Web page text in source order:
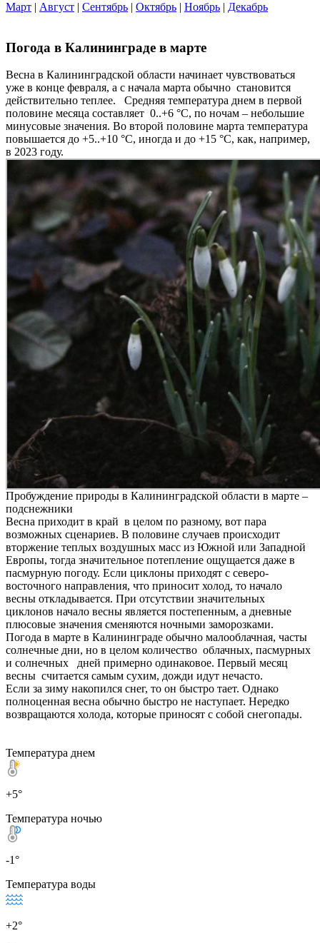
Март | Август | Сентябрь | Октябрь | Ноябрь | Декабрь
Погода в Калининграде в марте
Весна в Калининградской области начинает чувствоваться
уже в конце февраля, а с начала марта обычно становится
действительно теплее. Средняя температура днем в первой
половине месяца составляет 0..+6 °C, по ночам – небольшие
минусовые значения. Во второй половине марта температура
повышается до +5..+10 °C, иногда и до +15 °C, как, например,
в 2023 году.
Пробуждение природы в Калининградской области в марте –
подснежники
Весна приходит в край в целом по разному, вот пара
возможных сценариев. В половине случаев происходит
вторжение теплых воздушных масс из Южной или Западной
Европы, тогда значительное потепление ощущается даже в
пасмурную погоду. Если циклоны приходят с северо-
восточного направления, что приносит холод, то начало
весны откладывается. При отсутствии значительных
циклонов начало весны является постепенным, а дневные
плюсовые значения сменяются ночными заморозками.
Погода в марте в Калининграде обычно малооблачная, часты
солнечные дни, но в целом количество облачных, пасмурных
и солнечных дней примерно одинаковое. Первый месяц
весны считается самым сухим, дожди идут нечасто.
Если за зиму накопился снег, то он быстро тает. Однако
полноценная весна обычно быстро не наступает. Нередко
возвращаются холода, которые приносят с собой снегопады.
Температура днем
+5°
Температура ночью
-1°
Температура воды
+2°